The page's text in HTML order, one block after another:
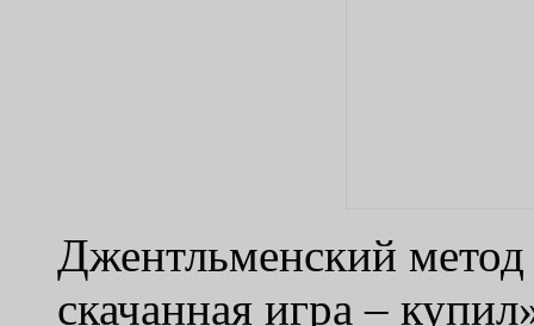
Джентльменский метод
скачанная игра –